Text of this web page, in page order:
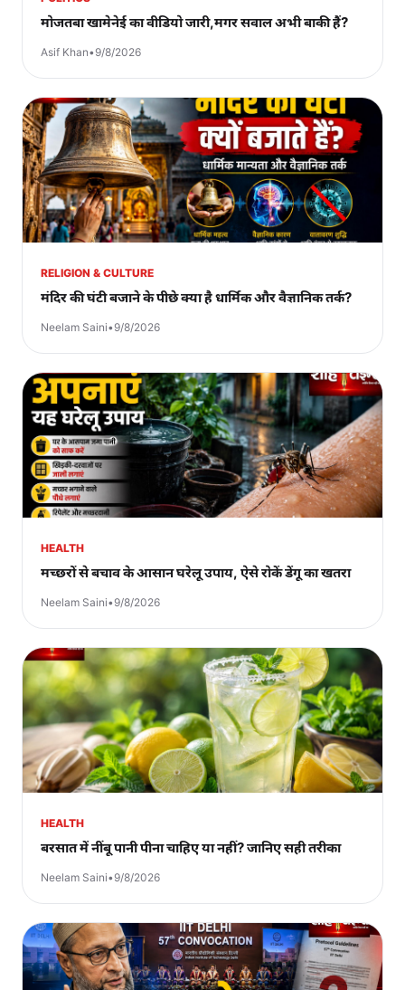
मोजतबा खामेनेई का वीडियो जारी,मगर सवाल अभी बाकी हैं?
Asif Khan•9/8/2026
RELIGION & CULTURE
मंदिर की घंटी बजाने के पीछे क्या है धार्मिक और वैज्ञानिक तर्क?
Neelam Saini•9/8/2026
HEALTH
मच्छरों से बचाव के आसान घरेलू उपाय, ऐसे रोकें डेंगू का खतरा
Neelam Saini•9/8/2026
HEALTH
बरसात में नींबू पानी पीना चाहिए या नहीं? जानिए सही तरीका
Neelam Saini•9/8/2026